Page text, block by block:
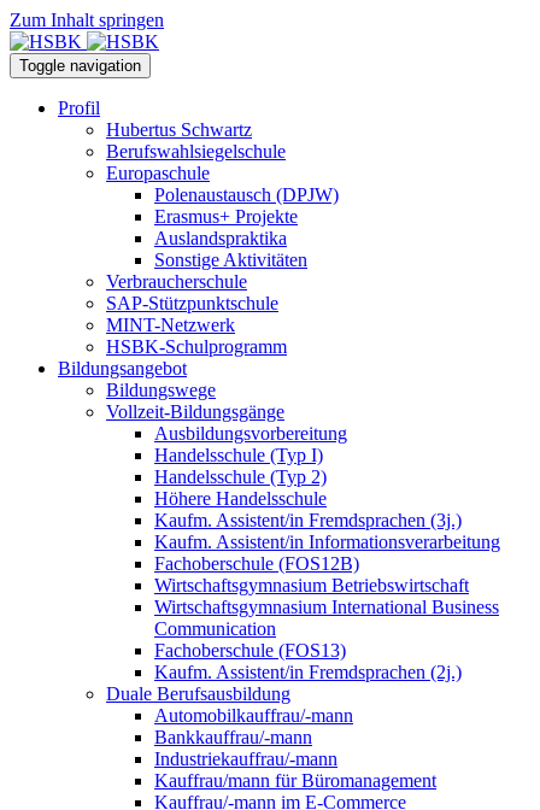
Zum Inhalt springen
Toggle navigation
Profil
Hubertus Schwartz
Berufswahlsiegelschule
Europaschule
Polenaustausch (DPJW)
Erasmus+ Projekte
Auslandspraktika
Sonstige Aktivitäten
Verbraucherschule
SAP-Stützpunktschule
MINT-Netzwerk
HSBK-Schulprogramm
Bildungsangebot
Bildungswege
Vollzeit-Bildungsgänge
Ausbildungsvorbereitung
Handelsschule (Typ I)
Handelsschule (Typ 2)
Höhere Handelsschule
Kaufm. Assistent/in­ Fremdsprachen (3j.)
Kaufm. Assistent/in Informationsverarbeitung
Fachoberschule (FOS12B)
Wirtschaftsgymnasium Betriebswirtschaft
Wirtschaftsgymnasium International Business
Communication
Fachoberschule (FOS13)
Kaufm. Assistent/in Fremdsprachen (2j.)
Duale Berufsausbildung
Automobilkauffrau/-mann
Bankkauffrau/-mann
Industriekauffrau/-mann
Kauffrau/mann für Büromanagement
Kauffrau/-mann im E-Commerce